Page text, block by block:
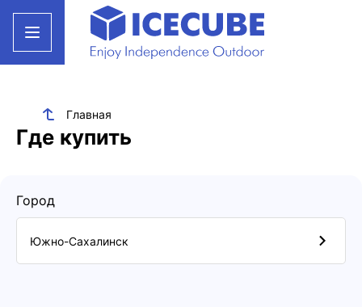
Главная
Где купить
Город
Южно-Сахалинск